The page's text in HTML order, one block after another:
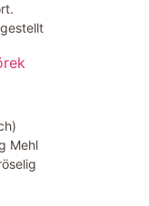
Mehl